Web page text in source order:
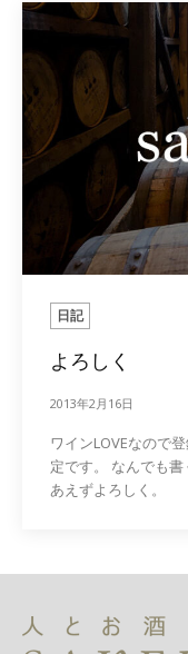
日記
よろしく
2013年2月16日
ワインLOVEなので
定です。 なんでも
あえずよろしく。